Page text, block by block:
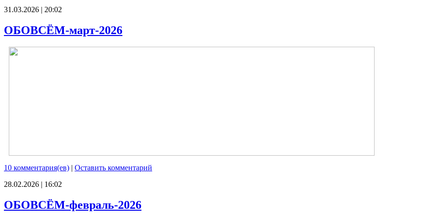
31.03.2026 | 20:02
ОБОВСЁМ-март-2026
10 комментария(ев) | Оставить комментарий
28.02.2026 | 16:02
ОБОВСЁМ-февраль-2026